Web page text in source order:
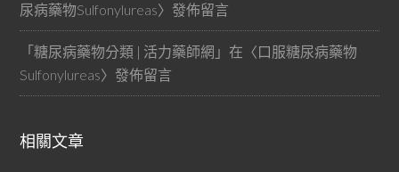
尿病藥物Sulfonylureas〉發佈留言
「糖尿病藥物分類 | 活力藥師網 」在〈口服糖尿病藥物
Sulfonylureas〉發佈留言
相關文章